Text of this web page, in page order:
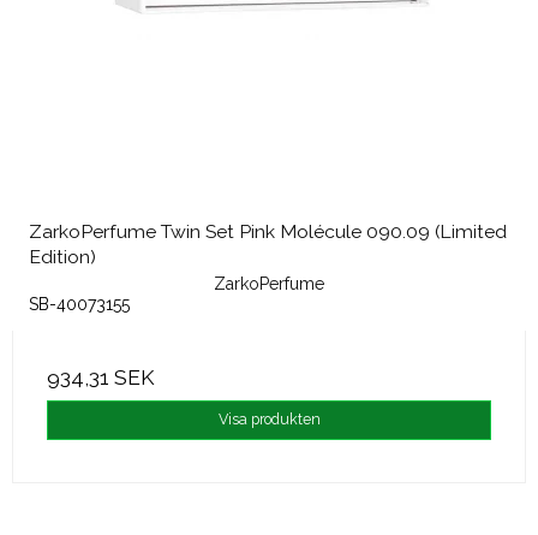
ZarkoPerfume Twin Set Pink Molécule 090.09 (Limited
Edition)
ZarkoPerfume
SB-40073155
934,31 SEK
Visa produkten